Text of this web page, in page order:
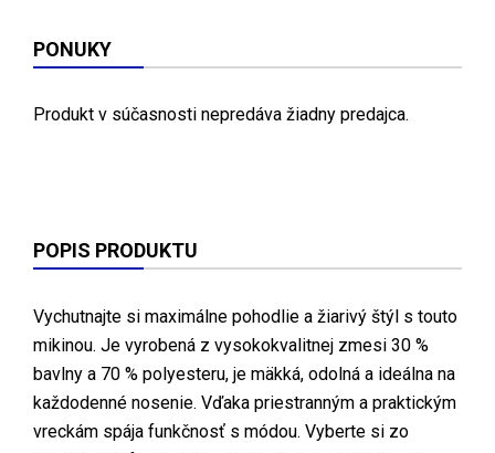
PONUKY
Produkt v súčasnosti nepredáva žiadny predajca.
POPIS PRODUKTU
Vychutnajte si maximálne pohodlie a žiarivý štýl s touto
mikinou. Je vyrobená z vysokokvalitnej zmesi 30 %
bavlny a 70 % polyesteru, je mäkká, odolná a ideálna na
každodenné nosenie. Vďaka priestranným a praktickým
vreckám spája funkčnosť s módou. Vyberte si zo